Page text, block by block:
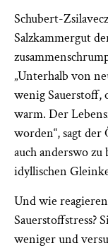
Schubert-­
Salzkammergut
„Unterhalb von
wenig Sauerstoff,
warm. Der
worden“, sagt der
auch anderswo zu
idyllischen
Und wie
Sauerstoffstress?
weniger und